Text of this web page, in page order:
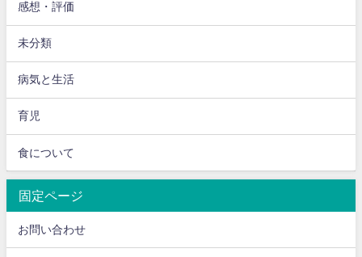
感想・評価
未分類
病気と生活
育児
食について
固定ページ
お問い合わせ